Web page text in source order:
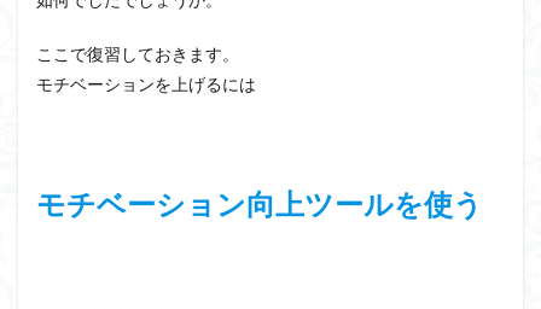
ここで復習しておきます。
モチベーションを上げるには
モチベーション向上ツールを使う